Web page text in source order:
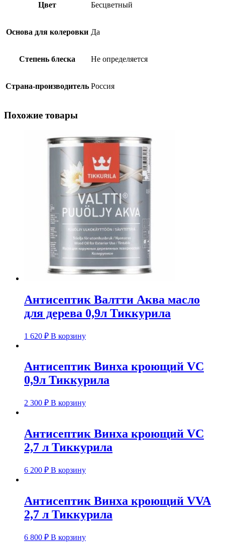
Цвет Бесцветный
Основа для колеровки Да
Степень блеска Не определяется
Страна-производитель Россия
Похожие товары
Антисептик Валтти Аква масло
для дерева 0,9л Тиккурила
1 620 ₽ В корзину
Антисептик Винха кроющий VC
0,9л Тиккурила
2 300 ₽ В корзину
Антисептик Винха кроющий VC
2,7 л Тиккурила
6 200 ₽ В корзину
Антисептик Винха кроющий VVA
2,7 л Тиккурила
6 800 ₽ В корзину